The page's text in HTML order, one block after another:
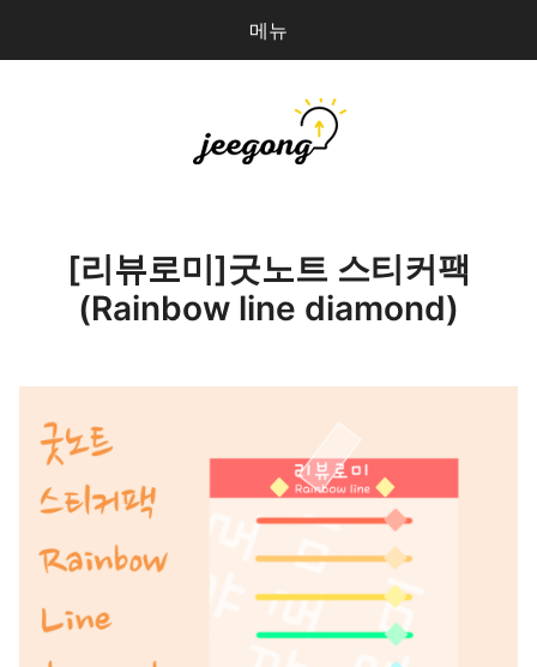
메뉴
마이페이지
로그인
[리뷰로미]굿노트 스티커팩
(Rainbow line diamond)